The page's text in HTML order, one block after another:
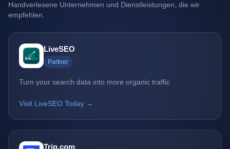
Handverlesene Unternehmen und Dienstleistungen, die wir
empfehlen.
LiveSEO
Partner
Turn your search data into more organic traffic
Visit LiveSEO Today →
Trip.com